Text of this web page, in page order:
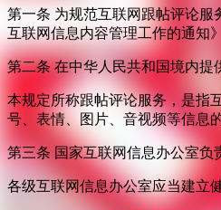
第一条 为规范互联网跟帖评论
互联网信息内容管理工作的通知
第二条 在中华人民共和国境内提
本规定所称跟帖评论服务，是指
号、表情、图片、音视频等信息
第三条 国家互联网信息办公室
各级互联网信息办公室应当建立